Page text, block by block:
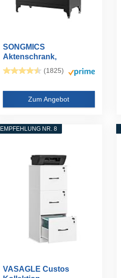
SONGMICS
Aktenschrank,
Mehrzweckschrank...
(1825)
Zum Angebot
EMPFEHLUNG NR. 8
VASAGLE Custos